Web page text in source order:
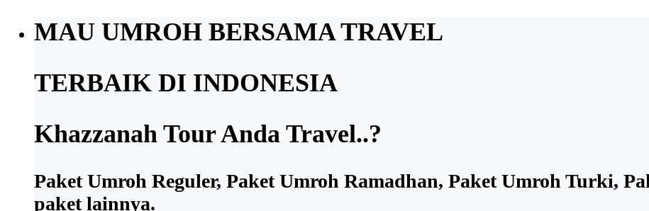
MAU UMROH BERSAMA TRAVEL
TERBAIK DI INDONESIA
Khazzanah Tour Anda Travel..?
Paket Umroh Reguler, Paket Umroh Ramadhan, Paket Umroh Turki,
paket lainnya.